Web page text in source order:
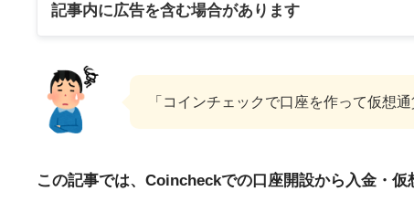
記事内に広告を含む場合があります
「コインチェックで口座を作って仮想
この記事では、Coincheckでの口座開設から入金・仮